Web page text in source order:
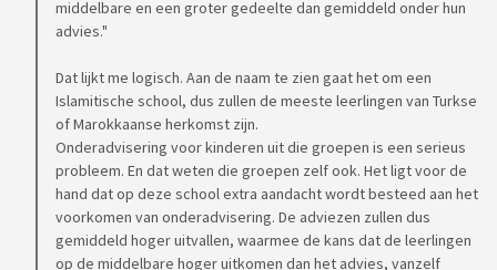
middelbare en een groter gedeelte dan gemiddeld onder hun
advies."
Dat lijkt me logisch. Aan de naam te zien gaat het om een
Islamitische school, dus zullen de meeste leerlingen van Turkse
of Marokkaanse herkomst zijn.
Onderadvisering voor kinderen uit die groepen is een serieus
probleem. En dat weten die groepen zelf ook. Het ligt voor de
hand dat op deze school extra aandacht wordt besteed aan het
voorkomen van onderadvisering. De adviezen zullen dus
gemiddeld hoger uitvallen, waarmee de kans dat de leerlingen
op de middelbare hoger uitkomen dan het advies, vanzelf